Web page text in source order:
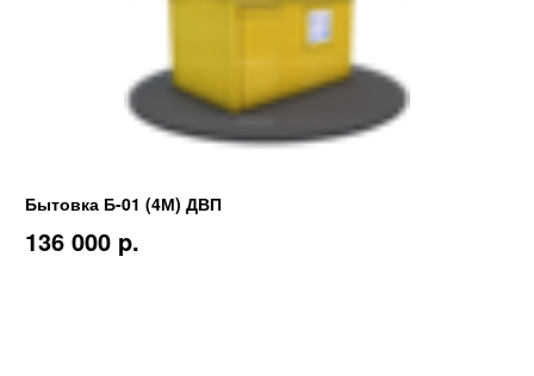
Бытовка Б-01 (4М) ДВП
136 000 p.